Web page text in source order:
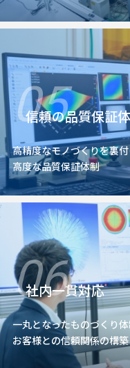
05
信頼の品質保証
高精度なモノづくりを裏
高度な品質保証体制
06
社内一貫対応
一丸となったものづくり
お客様との信頼関係の構築